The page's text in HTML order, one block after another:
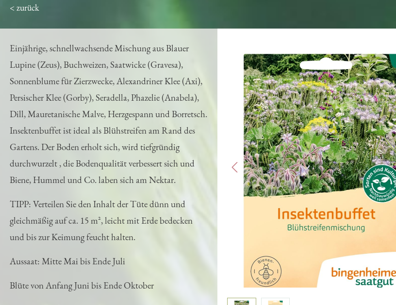
< zurück
Einjährige, schnellwachsende Mischung aus Blauer
Lupine (Zeus), Buchweizen, Saatwicke (Gravesa),
Sonnenblume für Zierzwecke, Alexandriner Klee (Axi),
Persischer Klee (Gorby), Seradella, Phazelie (Anabela),
Dill, Mauretanische Malve, Herzgespann und Borretsch.
Insektenbuffet ist ideal als Blühstreifen am Rand des
Gartens. Der Boden erholt sich, wird tiefgründig
durchwurzelt , die Bodenqualität verbessert sich und
Biene, Hummel und Co. laben sich am Nektar.
TIPP: Verteilen Sie den Inhalt der Tüte dünn und
gleichmäßig auf ca. 15 m², leicht mit Erde bedecken
und bis zur Keimung feucht halten.
Aussaat: Mitte Mai bis Ende Juli
Blüte von Anfang Juni bis Ende Oktober